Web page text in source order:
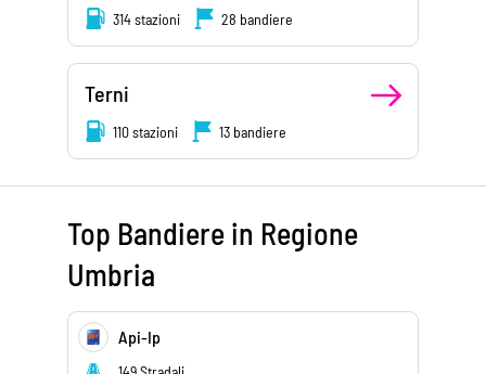
314 stazioni 28 bandiere
Terni
110 stazioni 13 bandiere
Top Bandiere in Regione
Umbria
Api-Ip